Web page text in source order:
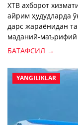
ХТВ ахборот
айрим ҳудудларда
дарс жараёнидан
маданий-маърифий
кўплаб
БАТАФСИЛ →
YANGILIKLAR